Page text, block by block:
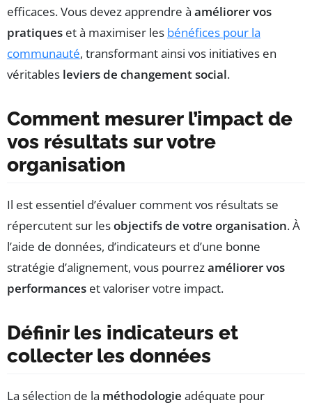
efficaces. Vous devez apprendre à améliorer vos
pratiques et à maximiser les bénéfices pour la
communauté, transformant ainsi vos initiatives en
véritables leviers de changement social.
Comment mesurer l’impact de
vos résultats sur votre
organisation
Il est essentiel d’évaluer comment vos résultats se
répercutent sur lesobjectifs de votre organisation. À
l’aide de données, d’indicateurs et d’une bonne
stratégie d’alignement, vous pourrezaméliorer vos
performances et valoriser votre impact.
Définir les indicateurs et
collecter les données
La sélection de la méthodologie adéquate pour